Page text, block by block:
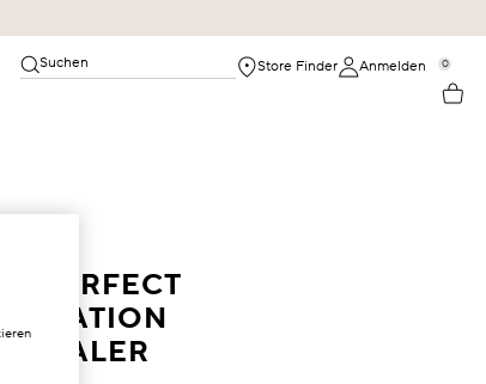
Suchen Store Finder Anmelden 0